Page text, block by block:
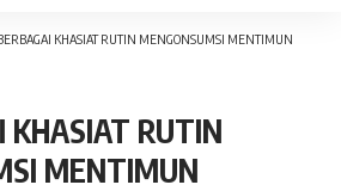
KHASIAT RUTIN MENGONSUMSI MENTIMUN
KHASIAT RUTIN
MENTIMUN